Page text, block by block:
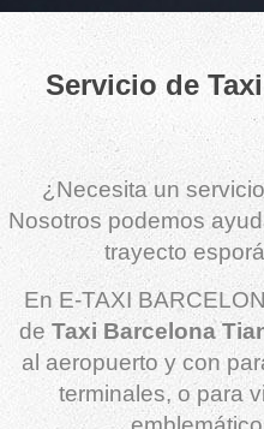
Servicio de
¿Necesita un
Nosotros podemos
trayecto
En E-TAXI
de Taxi Barcelona
al aeropuerto y con
terminales, o para